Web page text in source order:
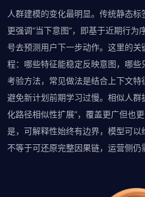
人群建模的变化最明显。传统静态标
更强调“当下意图”，即基于近期行
号去预测用户下一步动作。这里的
程：哪些特征能稳定反映意图，哪
考验方法，常见做法是结合上下文特
避免新计划前期学习过慢。相似人群
化路径相似性扩展”，覆盖更广但也
是，可解释性始终有边界，模型可
不等于可还原完整因果链，运营侧仍